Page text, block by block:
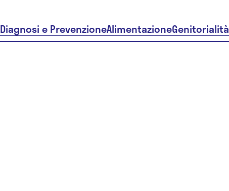
Diagnosi e PrevenzioneAlimentazioneGenitorialità